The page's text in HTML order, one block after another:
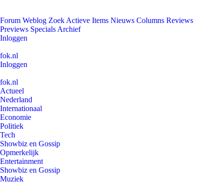
Forum Weblog Zoek Actieve Items Nieuws Columns Reviews
Previews Specials Archief
Inloggen
fok.nl
Inloggen
fok.nl
Actueel
Nederland
Internationaal
Economie
Politiek
Tech
Showbiz en Gossip
Opmerkelijk
Entertainment
Showbiz en Gossip
Muziek